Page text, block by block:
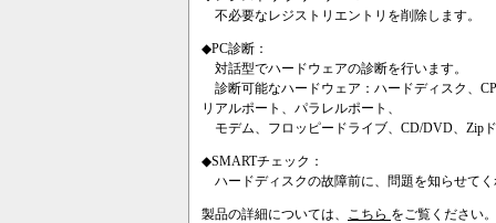
不必要なレジストリエントリを削除します。
◆PC診断：
対話型でハードウェアの診断を行います。
診断可能なハードウェア：ハードディスク、
リアルポート、パラレルポート、
モデム、フロッピードライブ、CD/DVD、Zip
◆SMARTチェック：
ハードディスクの故障前に、問題を知らせて
製品の詳細については、 こちら をご覧ください。